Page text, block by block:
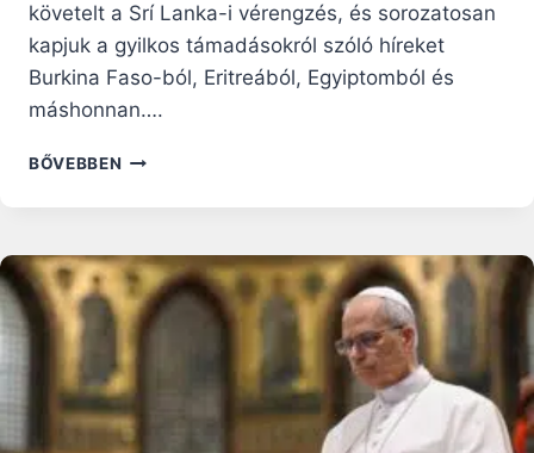
követelt a Srí Lanka-i vérengzés, és sorozatosan
kapjuk a gyilkos támadásokról szóló híreket
Burkina Faso-ból, Eritreából, Egyiptomból és
máshonnan….
BŐVEBBEN A